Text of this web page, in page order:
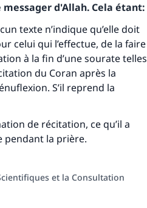
d'Allah. Cela étant:
texte n’indique qu’elle doit
celui qui l’effectue, de la faire
à la fin d’une sourate telles
du Coran après la
S’il reprend la
de récitation, ce qu’il a
pendant la prière.
et la Consultation
lui) a dit:
la même récompense